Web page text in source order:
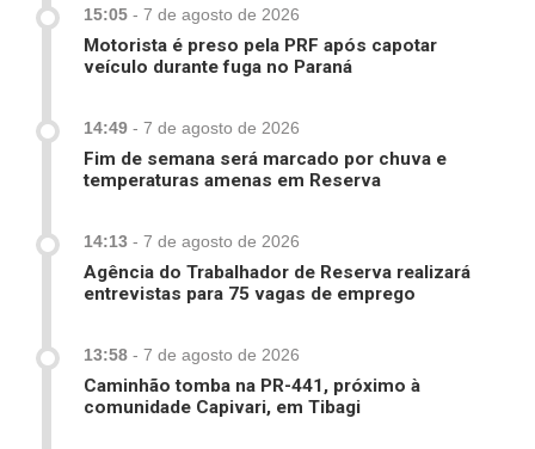
15:05 - 7 de agosto de 2026
Motorista é preso pela PRF após capotar
veículo durante fuga no Paraná
14:49 - 7 de agosto de 2026
Fim de semana será marcado por chuva e
temperaturas amenas em Reserva
14:13 - 7 de agosto de 2026
Agência do Trabalhador de Reserva realizará
entrevistas para 75 vagas de emprego
13:58 - 7 de agosto de 2026
Caminhão tomba na PR-441, próximo à
comunidade Capivari, em Tibagi